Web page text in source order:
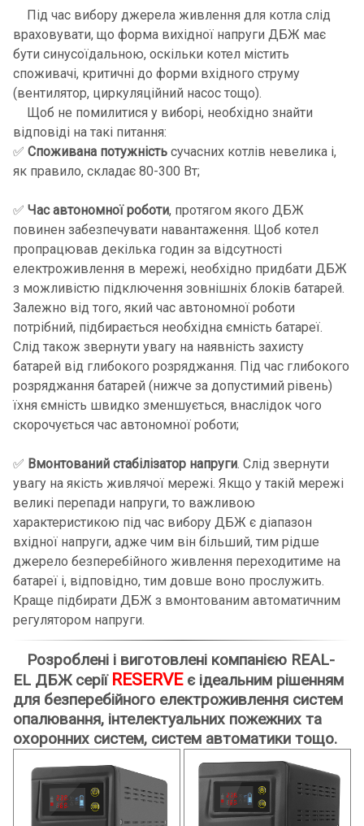
Під час вибору джерела живлення для котла слід
враховувати, що форма вихідної напруги ДБЖ має
бути синусоїдальною, оскільки котел містить
споживачі, критичні до форми вхідного струму
(вентилятор, циркуляційний насос тощо).
Щоб не помилитися у виборі, необхідно знайти
відповіді на такі питання:
✅ Споживана потужність сучасних котлів невелика і,
як правило, складає 80-300 Вт;
✅ Час автономної роботи, протягом якого ДБЖ
повинен забезпечувати навантаження. Щоб котел
пропрацював декілька годин за відсутності
електроживлення в мережі, необхідно придбати ДБЖ
з можливістю підключення зовнішніх блоків батарей.
Залежно від того, який час автономної роботи
потрібний, підбирається необхідна ємність батареї.
Слід також звернути увагу на наявність захисту
батарей від глибокого розряджання. Під час глибокого
розряджання батарей (нижче за допустимий рівень)
їхня ємність швидко зменшується, внаслідок чого
скорочується час автономної роботи;
✅ Вмонтований стабілізатор напруги. Слід звернути
увагу на якість живлячої мережі. Якщо у такій мережі
великі перепади напруги, то важливою
характеристикою під час вибору ДБЖ є діапазон
вхідної напруги, адже чим він більший, тим рідше
джерело безперебійного живлення переходитиме на
батареї і, відповідно, тим довше воно прослужить.
Краще підбирати ДБЖ з вмонтованим автоматичним
регулятором напруги.
Розроблені і виготовлені компанією REAL-
EL ДБЖ серії RESERVEє ідеальним рішенням
для безперебійного електроживлення систем
опалювання, інтелектуальних пожежних та
охоронних систем, систем автоматики тощо.